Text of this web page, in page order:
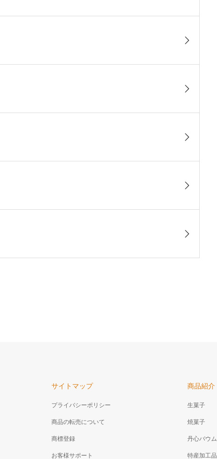
サイトマップ
プライバシーポリシー
商品の転売について
商標登録
お客様サポート
商品紹介
生菓子
焼菓子
丹心バウム
特産加工品